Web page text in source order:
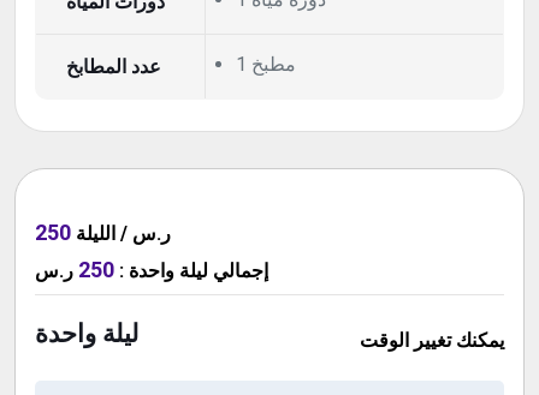
عدد المطابخ 1 مطبخ
250 ر.س / الليلة
إجمالي ليلة واحدة :
250 ر.س
ليلة واحدة يمكنك تغيير الوقت